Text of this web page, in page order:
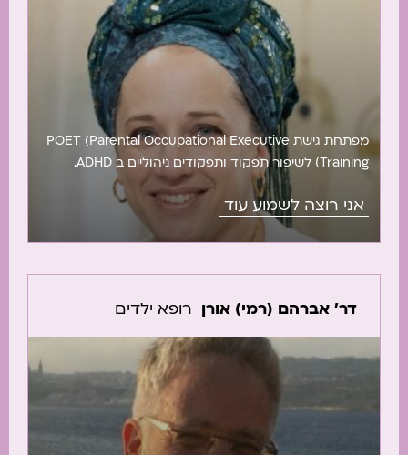
מפתחת גישת POET (Parental Occupational Executive
Training) לשיפור תפקוד ותפקודים ניהוליים ב ADHD.
מרצה וחוקרת בשאנן, ומפתחת תוכנית POET TEACHER
להכשרת צוותים חינוכיים לתמיכה בתפקוד תלמידי גן ובי”ס
אני רוצה לשמוע עוד
דר' אברהם (רמי) אורן רופא ילדים